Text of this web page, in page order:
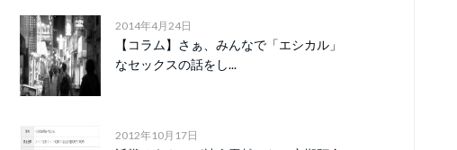
2014年4月24日
【コラム】さぁ、みんなで「エシカル」
なセックスの話をし...
2012年10月17日